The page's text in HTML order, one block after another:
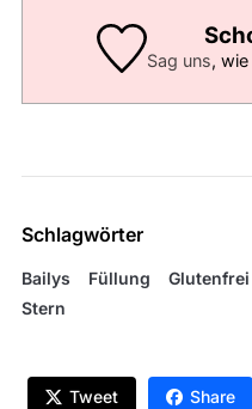
Sag uns,
Schlagwörter
Bailys Füllung Glutenfrei
Stern
Tweet Share